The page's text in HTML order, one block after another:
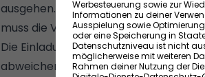
ausgehen. Wenn mindestens ein
muss die Verwaltung eine solche
Die Einladungsfrist beträgt drei
abweichen. Außerdem darf die